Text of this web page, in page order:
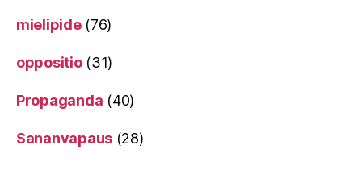
mielipide(76)
oppositio(31)
Propaganda (40)
Sananvapaus (28)